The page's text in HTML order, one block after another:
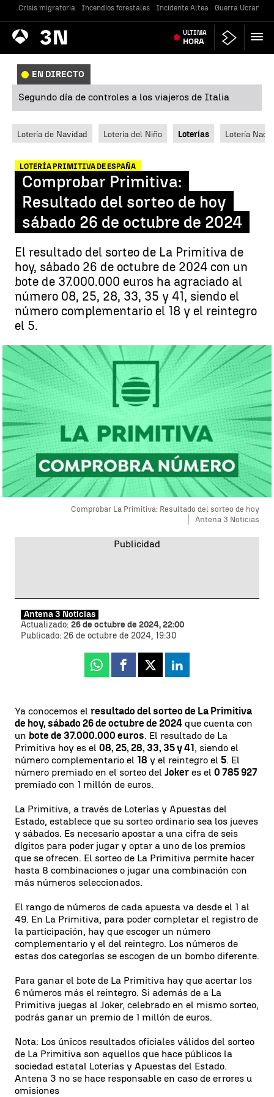
Crisis migratoria Incendios forestales Incidente Altea Guerra Ucrania
Antena
3 Noticias ÚLTIMA
HORA
EN DIRECTO
Segundo día de controles a los viajeros de Italia
Lotería de Navidad Lotería del Niño Loterías Lotería
LOTERÍA PRIMITIVA DE ESPAÑA
Comprobar Primitiva:
Resultado del sorteo de hoy
sábado 26 de octubre de 2024
El resultado del sorteo de La Primitiva de
hoy, sábado 26 de octubre de 2024 con un
bote de 37.000.000 euros ha agraciado al
número 08, 25, 28, 33, 35 y 41, siendo el
número complementario el 18 y el reintegro
el 5.
Comprobar La Primitiva: Resultado del sorteo de hoy
Antena 3 Noticias
Antena 3 Noticias
Actualizado: 26 de octubre de 2024, 22:00
Publicado: 26 de octubre de 2024, 19:30
Whatsapp
Facebook
X Linkedin
Ya conocemos el resultado del sorteo de La Primitiva
de hoy, sábado 26 de octubre de 2024 que cuenta con
un bote de 37.000.000 euros. El resultado de La
Primitiva hoy es el 08, 25, 28, 33, 35 y 41, siendo el
número complementario el 18 y el reintegro el 5. El
número premiado en el sorteo del Joker es el 0 785 927
premiado con 1 millón de euros.
La Primitiva, a través de Loterías y Apuestas del
Estado, establece que su sorteo ordinario sea los jueves
y sábados. Es necesario apostar a una cifra de seis
dígitos para poder jugar y optar a uno de los premios
que se ofrecen. El sorteo de La Primitiva permite hacer
hasta 8 combinaciones o jugar una combinación con
más números seleccionados.
El rango de números de cada apuesta va desde el 1 al
49. En La Primitiva, para poder completar el registro de
la participación, hay que escoger un número
complementario y el del reintegro. Los números de
estas dos categorías se escogen de un bombo diferente.
Para ganar el bote de La Primitiva hay que acertar los
6 números más el reintegro. Si además de a La
Primitiva juegas al Joker, celebrado en el mismo sorteo,
podrás ganar un premio de 1 millón de euros.
Nota: Los únicos resultados oficiales válidos del sorteo
de La Primitiva son aquellos que hace públicos la
sociedad estatal Loterías y Apuestas del Estado.
Antena 3 no se hace responsable en caso de errores u
omisiones